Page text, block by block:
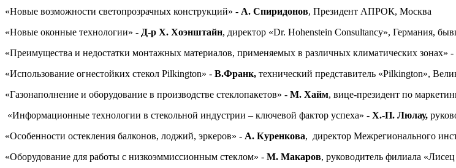
«Новые возможности светопрозрачных конструкций» - А. Спиридонов, Президент АПРОК, Москва
«Новые оконные технологии» - Д-р Х. Хоэнштайн, директор «Dr. Hohenstein Consultancy», Германия,
«Преимущества и недостатки монтажных материалов, применяемых в различных климатических зонах» -
«Использование огнестойких стекол Pilkington» - В.Франк, технический представитель «Pilkington»,
«Газонаполнение и оборудование в производстве стеклопакетов» - М. Хайм, вице-президент по
«Информационные технологии в стекольной индустрии – ключевой фактор успеха» - Х.-П. Люлау,
«Особенности остекления балконов, лоджий, эркеров» - А. Куренкова, директор Межрегионального
«Оборудование для работы с низкоэммиссионным стеклом» - М. Макаров, руководитель филиала